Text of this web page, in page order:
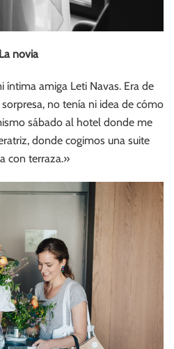
La novia
íntima amiga Leti Navas. Era de
no tenía ni idea de cómo
sábado al hotel donde me
donde cogimos una suite
con terraza.»